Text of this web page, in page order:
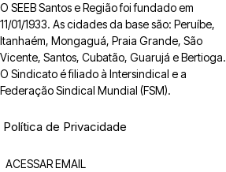
O SEEB Santos e Região foi fundado em
11/01/1933. As cidades da base são: Peruíbe,
Itanhaém, Mongaguá, Praia Grande, São
Vicente, Santos, Cubatão, Guarujá e Bertioga.
O Sindicato é filiado à Intersindical e a
Federação Sindical Mundial (FSM).
Política de Privacidade
ACESSAR EMAIL